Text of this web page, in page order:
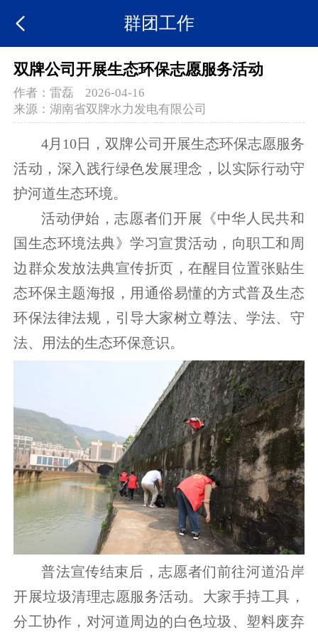
群团工作
双牌公司开展生态环保志愿服务活动
作者：雷磊
2026-04-16
来源：湖南省双牌水力发电有限公司
4月10日，双牌公司开展生态环保志愿服务
活动，深入践行绿色发展理念，以实际行动守
护河道生态环境。
活动伊始，志愿者们开展《中华人民共和
国生态环境法典》学习宣贯活动，向职工和周
边群众发放法典宣传折页，在醒目位置张贴生
态环保主题海报，用通俗易懂的方式普及生态
环保法律法规，引导大家树立尊法、学法、守
法、用法的生态环保意识。
普法宣传结束后，志愿者们前往河道沿岸
开展垃圾清理志愿服务活动。大家手持工具，
分工协作，对河道周边的白色垃圾、塑料废弃